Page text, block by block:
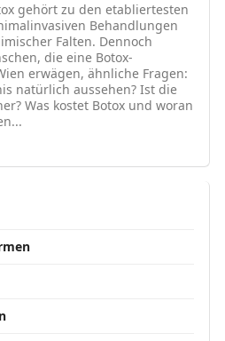
gehört zu den etabliertesten
Behandlungen
Falten. Dennoch
die eine Botox-
erwägen, ähnliche Fragen:
natürlich aussehen? Ist die
Was kostet Botox und woran